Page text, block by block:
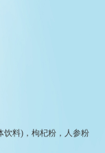
饮料)，枸杞粉，人参粉